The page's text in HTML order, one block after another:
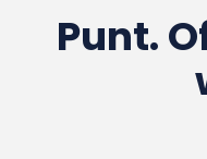
Punt.